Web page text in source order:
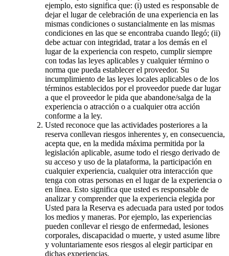
ejemplo, esto significa que: (i) usted es responsable de
dejar el lugar de celebración de una experiencia en las
mismas condiciones o sustancialmente en las mismas
condiciones en las que se encontraba cuando llegó; (ii)
debe actuar con integridad, tratar a los demás en el
lugar de la experiencia con respeto, cumplir siempre
con todas las leyes aplicables y cualquier término o
norma que pueda establecer el proveedor. Su
incumplimiento de las leyes locales aplicables o de los
términos establecidos por el proveedor puede dar lugar
a que el proveedor le pida que abandone/salga de la
experiencia o atracción o a cualquier otra acción
conforme a la ley.
Usted reconoce que las actividades posteriores a la
reserva conllevan riesgos inherentes y, en consecuencia,
acepta que, en la medida máxima permitida por la
legislación aplicable, asume todo el riesgo derivado de
su acceso y uso de la plataforma, la participación en
cualquier experiencia, cualquier otra interacción que
tenga con otras personas en el lugar de la experiencia o
en línea. Esto significa que usted es responsable de
analizar y comprender que la experiencia elegida por
Usted para la Reserva es adecuada para usted por todos
los medios y maneras. Por ejemplo, las experiencias
pueden conllevar el riesgo de enfermedad, lesiones
corporales, discapacidad o muerte, y usted asume libre
y voluntariamente esos riesgos al elegir participar en
dichas experiencias.